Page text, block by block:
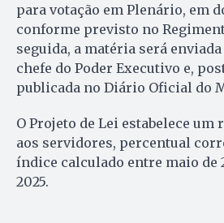
para votação em Plenário, em
conforme previsto no
seguida, a matéria será
chefe do Poder Executivo e,
publicada no Diário Oficial do
O Projeto de Lei estabelece um
aos servidores, percentual
índice calculado entre maio de
2025.